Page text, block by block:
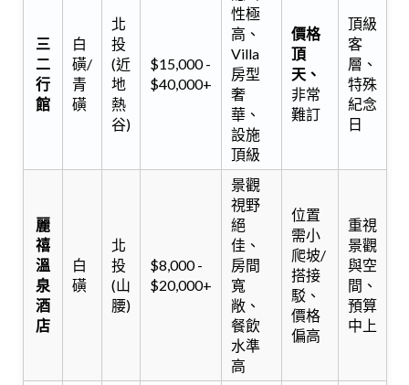
三
二
行
館
白
磺/
青
磺
北
投
(近
地
熱
谷)
$15,000 -
$40,000+
性極
高、
Villa
房型
奢
華、
設施
頂級
價格
頂
天、
非常
難訂
頂級
客
層、
特殊
紀念
日
麗
禧
溫
泉
酒
店
白
磺
北
投
(山
腰)
$8,000 -
$20,000+
景觀
視野
絕
佳、
房間
寬
敞、
餐飲
水準
高
位置
需小
爬坡/
搭接
駁、
價格
偏高
重視
景觀
與空
間、
預算
中上